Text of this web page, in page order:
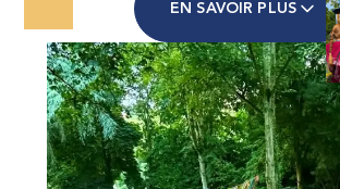
EN SAVOIR PLUS